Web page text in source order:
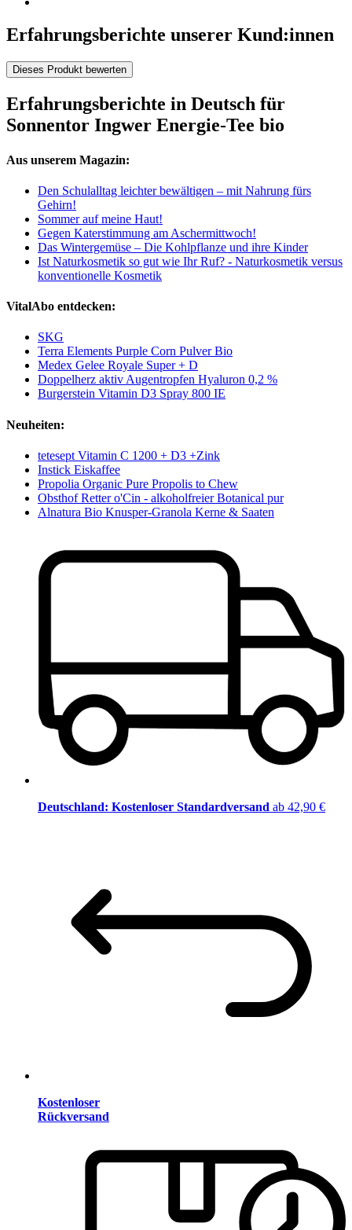
Erfahrungsberichte unserer Kund:innen
Dieses Produkt bewerten
Erfahrungsberichte in Deutsch für
Sonnentor Ingwer Energie-Tee bio
Aus unserem Magazin:
Den Schulalltag leichter bewältigen – mit Nahrung fürs
Gehirn!
Sommer auf meine Haut!
Gegen Katerstimmung am Aschermittwoch!
Das Wintergemüse – Die Kohlpflanze und ihre Kinder
Ist Naturkosmetik so gut wie Ihr Ruf? - Naturkosmetik versus
konventionelle Kosmetik
VitalAbo entdecken:
SKG
Terra Elements Purple Corn Pulver Bio
Medex Gelee Royale Super + D
Doppelherz aktiv Augentropfen Hyaluron 0,2 %
Burgerstein Vitamin D3 Spray 800 IE
Neuheiten:
tetesept Vitamin C 1200 + D3 +Zink
Instick Eiskaffee
Propolia Organic Pure Propolis to Chew
Obsthof Retter o'Cin - alkoholfreier Botanical pur
Alnatura Bio Knusper-Granola Kerne & Saaten
Deutschland: Kostenloser Standardversand ab 42,90 €
Kostenloser
Rückversand